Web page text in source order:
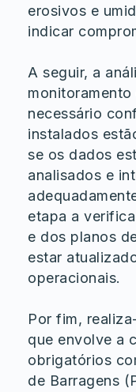
erosivos e
indicar
A seguir, a
necessário
instalados
se os dados
analisados e
etapa a
e dos planos
estar
operacionais.
Por fim,
que envolve a
obrigatórios
de Barragens